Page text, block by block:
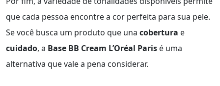
que cada pessoa encontre a cor perfeita para sua pele.
Se você busca um produto que una cobertura e
cuidado, a Base BB Cream L’Oréal Paris é uma
alternativa que vale a pena considerar.